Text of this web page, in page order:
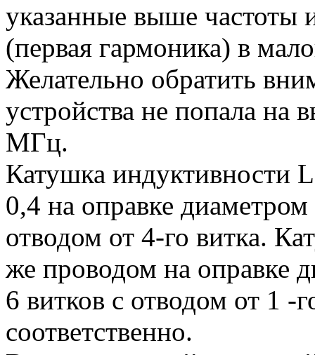
указанные выше частоты
(первая гармоника) в
Желательно обратить
устройства не попала на
МГц.
Катушка индуктивности
0,4 на оправке
отводом от 4-го витка.
же проводом на оправке
6 витков с отводом от 1 -
соответственно.